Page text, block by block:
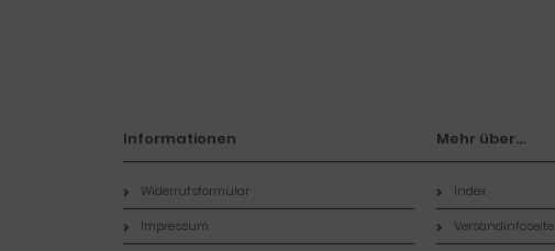
Informationen
Widerrufsformular
Impressum
Mehr über...
Index
Versandinfoseite